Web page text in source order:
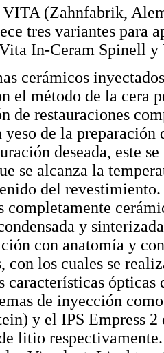
(Zahnfabrik,
tres variantes para
In-Ceram Spinell
cerámicos
el método de la cera
de restauraciones
yeso de la preparación
deseada, este
se alcanza la
del
completamente
y
con anatomía y
con los cuales se
características ópticas
de inyección
y el IPS Empress
litio